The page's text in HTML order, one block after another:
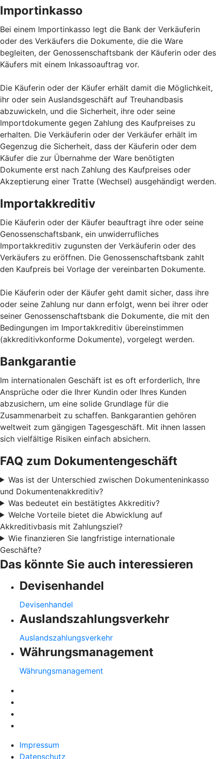
Importinkasso
Bei einem Importinkasso legt die Bank der Verkäuferin
oder des Verkäufers die Dokumente, die die Ware
begleiten, der Genossenschaftsbank der Käuferin oder des
Käufers mit einem Inkassoauftrag vor.
Die Käuferin oder der Käufer erhält damit die Möglichkeit,
ihr oder sein Auslandsgeschäft auf Treuhandbasis
abzuwickeln, und die Sicherheit, ihre oder seine
Importdokumente gegen Zahlung des Kaufpreises zu
erhalten. Die Verkäuferin oder der Verkäufer erhält im
Gegenzug die Sicherheit, dass der Käuferin oder dem
Käufer die zur Übernahme der Ware benötigten
Dokumente erst nach Zahlung des Kaufpreises oder
Akzeptierung einer Tratte (Wechsel) ausgehändigt werden.
Importakkreditiv
Die Käuferin oder der Käufer beauftragt ihre oder seine
Genossenschaftsbank, ein unwiderrufliches
Importakkreditiv zugunsten der Verkäuferin oder des
Verkäufers zu eröffnen. Die Genossenschaftsbank zahlt
den Kaufpreis bei Vorlage der vereinbarten Dokumente.
Die Käuferin oder der Käufer geht damit sicher, dass ihre
oder seine Zahlung nur dann erfolgt, wenn bei ihrer oder
seiner Genossenschaftsbank die Dokumente, die mit den
Bedingungen im Importakkreditiv übereinstimmen
(akkreditivkonforme Dokumente), vorgelegt werden.
Bankgarantie
Im internationalen Geschäft ist es oft erforderlich, Ihre
Ansprüche oder die Ihrer Kundin oder Ihres Kunden
abzusichern, um eine solide Grundlage für die
Zusammenarbeit zu schaffen. Bankgarantien gehören
weltweit zum gängigen Tagesgeschäft. Mit ihnen lassen
sich vielfältige Risiken einfach absichern.
FAQ zum Dokumentengeschäft
Was ist der Unterschied zwischen Dokumenteninkasso
und Dokumentenakkreditiv?
Was bedeutet ein bestätigtes Akkreditiv?
Welche Vorteile bietet die Abwicklung auf
Akkreditivbasis mit Zahlungsziel?
Wie finanzieren Sie langfristige internationale
Geschäfte?
Das könnte Sie auch interessieren
Devisenhandel
Devisenhandel
Auslandszahlungsverkehr
Auslandszahlungsverkehr
Währungsmanagement
Währungsmanagement
Impressum
Datenschutz